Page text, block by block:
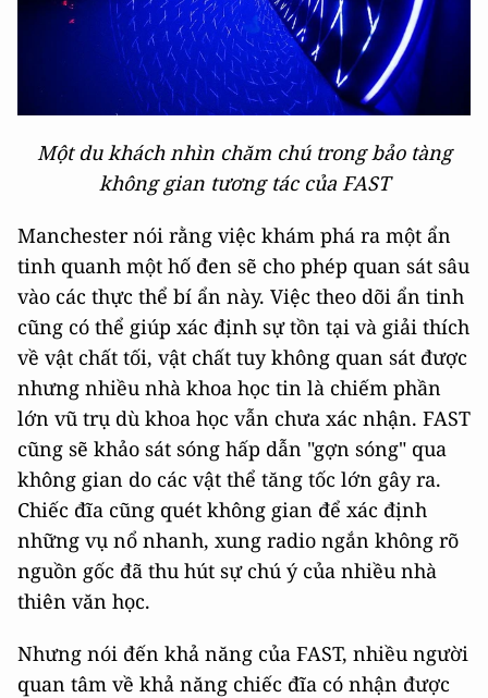
Một du khách nhìn chăm chú trong bảo tàng
không gian tương tác của FAST
Manchester nói rằng việc khám phá ra một ẩn
tinh quanh một hố đen sẽ cho phép quan sát sâu
vào các thực thể bí ẩn này. Việc theo dõi ẩn tinh
cũng có thể giúp xác định sự tồn tại và giải thích
về vật chất tối, vật chất tuy không quan sát được
nhưng nhiều nhà khoa học tin là chiếm phần
lớn vũ trụ dù khoa học vẫn chưa xác nhận. FAST
cũng sẽ khảo sát sóng hấp dẫn "gợn sóng" qua
không gian do các vật thể tăng tốc lớn gây ra.
Chiếc đĩa cũng quét không gian để xác định
những vụ nổ nhanh, xung radio ngắn không rõ
nguồn gốc đã thu hút sự chú ý của nhiều nhà
thiên văn học.
Nhưng nói đến khả năng của FAST, nhiều người
quan tâm về khả năng chiếc đĩa có nhận được